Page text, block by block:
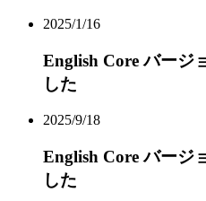
2025/1/16
English Core バージ
した
2025/9/18
English Core バージ
した